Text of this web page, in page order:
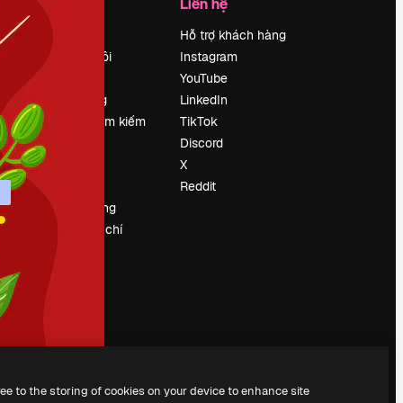
Về chúng tôi
Tuyển dụng
Xu hướng tìm kiếm
Blog
Sự kiện
Bán nội dung
Phòng báo chí
Tìm kiếm
magnific.ai
Hỗ trợ khách hàng
Instagram
YouTube
LinkedIn
TikTok
Discord
X
Reddit
to the storing of cookies on your device to enhance site